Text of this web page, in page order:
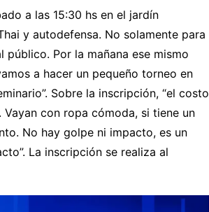
a las 15:30 hs en el jardín
y autodefensa. No solamente para
Por la mañana ese mismo
a hacer un pequeño torneo en
Sobre la inscripción, “el costo
con ropa cómoda, si tiene un
No hay golpe ni impacto, es un
La inscripción se realiza al